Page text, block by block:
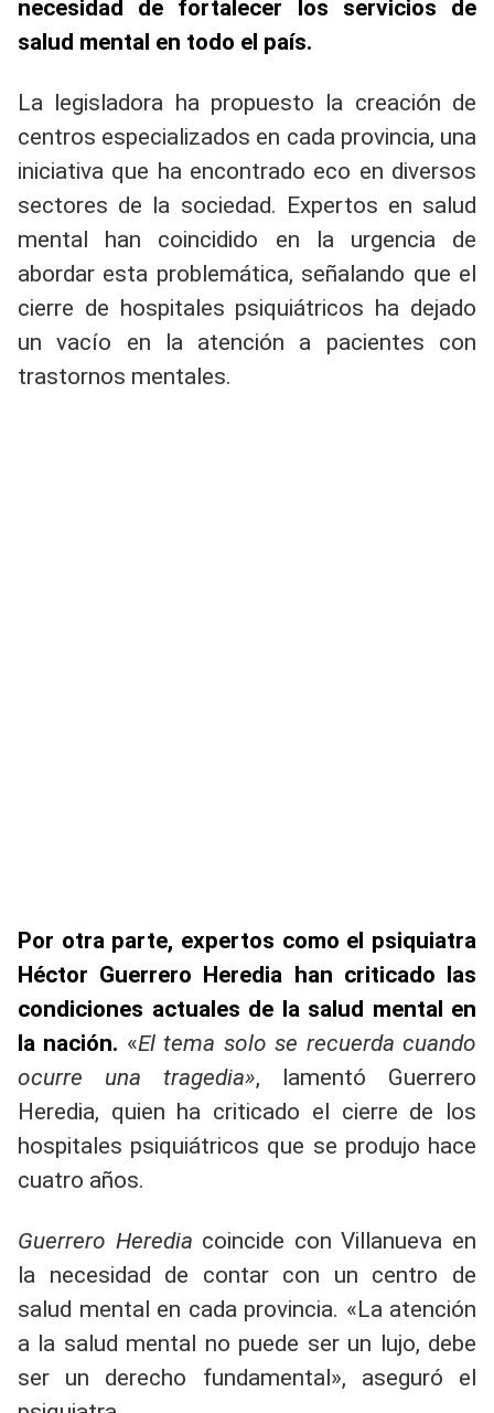
necesidad de fortalecer los servicios de
salud mental en todo el país.
La legisladora ha propuesto la creación de
centros especializados en cada provincia, una
iniciativa que ha encontrado eco en diversos
sectores de la sociedad. Expertos en salud
mental han coincidido en la urgencia de
abordar esta problemática, señalando que el
cierre de hospitales psiquiátricos ha dejado
un vacío en la atención a pacientes con
trastornos mentales.
Por otra parte, expertos como el psiquiatra
Héctor Guerrero Heredia han criticado las
condiciones actuales de la salud mental en
la nación. «El tema solo se recuerda cuando
ocurre una tragedia», lamentó Guerrero
Heredia, quien ha criticado el cierre de los
hospitales psiquiátricos que se produjo hace
cuatro años.
Guerrero Heredia coincide con Villanueva en
la necesidad de contar con un centro de
salud mental en cada provincia. «La atención
a la salud mental no puede ser un lujo, debe
ser un derecho fundamental», aseguró el